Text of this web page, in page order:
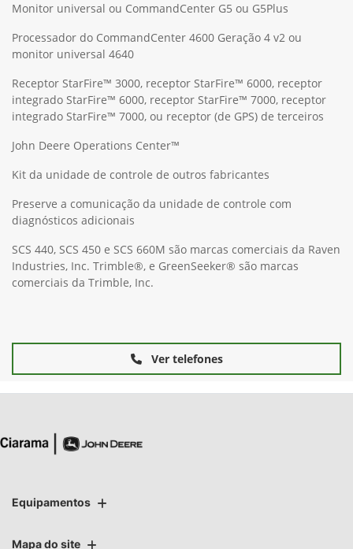
Monitor universal ou CommandCenter G5 ou G5Plus
Processador do CommandCenter 4600 Geração 4 v2 ou
monitor universal 4640
Receptor StarFire™ 3000, receptor StarFire™ 6000, receptor
integrado StarFire™ 6000, receptor StarFire™ 7000, receptor
integrado StarFire™ 7000, ou receptor (de GPS) de terceiros
John Deere Operations Center™
Kit da unidade de controle de outros fabricantes
Preserve a comunicação da unidade de controle com
diagnósticos adicionais
SCS 440, SCS 450 e SCS 660M são marcas comerciais da Raven
Industries, Inc. Trimble®, e GreenSeeker® são marcas
comerciais da Trimble, Inc.
Ver telefones
Equipamentos
Mapa do site